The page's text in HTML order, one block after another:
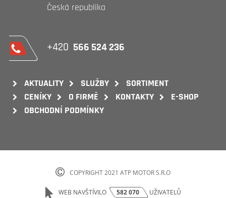
Česká republika
+420 566 524 236
AKTUALITY SLUŽBY
SORTIMENT
CENÍKY
O FIRMĚ KONTAKTY
E-SHOP
OBCHODNÍ PODMÍNKY
COPYRIGHT 2021 ATP MOTOR S.R.O
WEB NAVŠTÍVILO 582 070 UŽIVATELŮ